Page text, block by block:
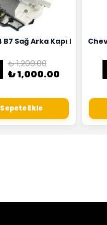
Marka 6223020
B7 Sağ Arka Kapı Kilit
₺ 1,200.00
₺ 1,000.00
Sepete Ekle